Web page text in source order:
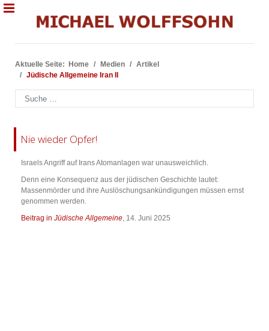
Aktuelle Seite: Home Medien
Artikel
Jüdische Allgemeine Iran II
Suchen
Nie wieder Opfer!
Israels Angriff auf Irans Atomanlagen war unausweichlich.
Denn eine Konsequenz aus der jüdischen Geschichte lautet:
Massenmörder und ihre Auslöschungsankündigungen müssen ernst
genommen werden.
Beitrag in Jüdische Allgemeine, 14. Juni 2025